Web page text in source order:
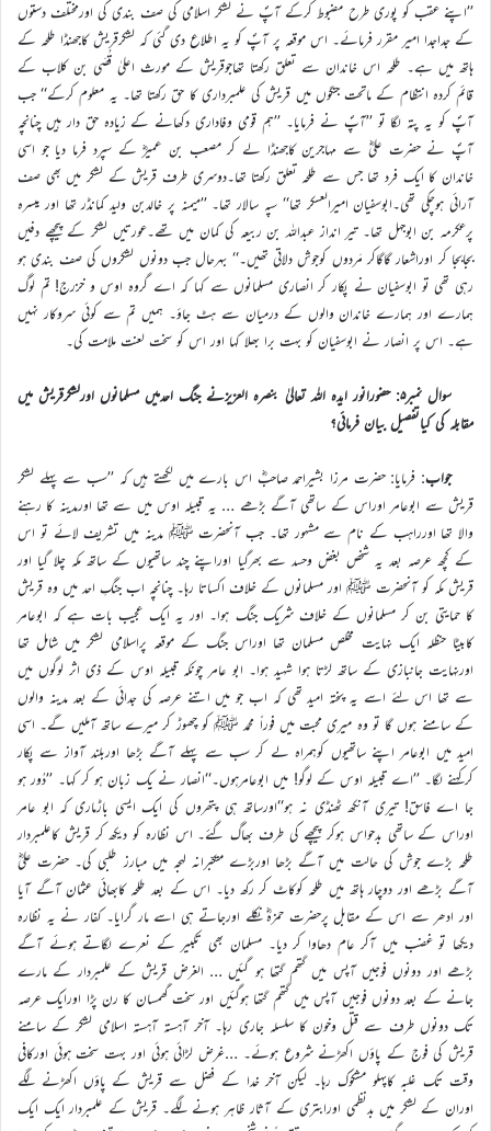
’’اپنے عقب کو پوری طرح مضبوط کرکے آپؐ نے لشکر اسلامی کی صف بندی کی اورمختلف دستوں
کے جداجدا امیر مقرر فرمائے۔ اس موقعہ پر آپؐ کو یہ اطلاع دی گئی کہ لشکرقریش کاجھنڈا طلحہ کے
ہاتھ میں ہے۔ طلحہ اس خاندان سے تعلق رکھتا تھاجوقریش کے مورث اعلیٰ قُصَی بن کلاب کے
قائم کردہ انتظام کے ماتحت جنگوں میں قریش کی علمبرداری کا حق رکھتا تھا۔ یہ معلوم کرکے‘‘ جب
آپؐ کو یہ پتہ لگا تو ’’آپؐ نے فرمایا۔ ’’ہم قومی وفاداری دکھانے کے زیادہ حق دار ہیں چنانچہ
آپؐ نے حضرت علیؓ سے مہاجرین کاجھنڈا لے کر مصعب بن عمیرؓ کے سپرد فرما دیا جو اسی
خاندان کا ایک فرد تھا جس سے طلحہ تعلق رکھتا تھا۔دوسری طرف قریش کے لشکر میں بھی صف
آرائی ہوچکی تھی۔ابوسفیان امیرالعسکر تھا‘‘ سپہ سالار تھا۔ ’’میمنہ پر خالدبن ولید کمانڈر تھا اور میسرہ
پرعکرمہ بن ابوجہل تھا۔ تیر انداز عبداللہ بن ربیعہ کی کمان میں تھے۔عورتیں لشکر کے پیچھے دفیں
بجابجا کر اوراشعار گاگاکر مَردوں کوجوش دلاتی تھیں۔‘‘ بہرحال جب دونوں لشکروں کی صف بندی ہو
رہی تھی تو ابوسفیان نے پکار کر انصاری مسلمانوں سے کہا کہ اے گروہ اوس و خزرج! تم لوگ
ہمارے اور ہمارے خاندان والوں کے درمیان سے ہٹ جاؤ۔ ہمیں تم سے کوئی سروکار نہیں
ہے۔ اس پر انصار نے ابوسفیان کو بہت برا بھلا کہا اور اس کو سخت لعنت ملامت کی۔
سوال نمبر۵: حضورانور ایدہ اللہ تعالیٰ بنصرہ العزیزنے جنگ احدمیں مسلمانوں اورلشکرقریش میں
مقابلہ کی کیاتفصیل بیان فرمائی؟
جواب: فرمایا: حضرت مرزا بشیراحمد صاحبؓ اس بارے میں لکھتے ہیں کہ ’’سب سے پہلے لشکر
قریش سے ابوعامر اوراس کے ساتھی آگے بڑھے … یہ قبیلہ اوس میں سے تھا اورمدینہ کا رہنے
والا تھا اورراہب کے نام سے مشہور تھا۔ جب آنحضرت ﷺ مدینہ میں تشریف لائے تو اس
کے کچھ عرصہ بعد یہ شخص بغض وحسد سے بھرگیا اوراپنے چند ساتھیوں کے ساتھ مکہ چلا گیا اور
قریش مکہ کو آنحضرت ﷺ اور مسلمانوں کے خلاف اکساتا رہا۔ چنانچہ اب جنگِ احد میں وہ قریش
کا حمایتی بن کر مسلمانوں کے خلاف شریک جنگ ہوا۔ اور یہ ایک عجیب بات ہے کہ ابوعامر
کابیٹا حنظلہ ایک نہایت مخلص مسلمان تھا اوراس جنگ کے موقعہ پراسلامی لشکر میں شامل تھا
اورنہایت جانبازی کے ساتھ لڑتا ہوا شہید ہوا۔ ابو عامر چونکہ قبیلہ اوس کے ذی اثر لوگوں میں
سے تھا اس لئے اسے یہ پختہ امید تھی کہ اب جو میں اتنے عرصہ کی جدائی کے بعد مدینہ والوں
کے سامنے ہوں گا تو وہ میری محبت میں فوراً محمد ﷺ کو چھوڑ کر میرے ساتھ آملیں گے۔ اسی
امید میں ابوعامر اپنے ساتھیوں کوہمراہ لے کر سب سے پہلے آگے بڑھا اوربلند آواز سے پکار
کرکہنے لگا۔ ’’اے قبیلہ اوس کے لوگو! میں ابوعامرہوں۔‘‘انصار نے یک زبان ہو کر کہا۔ ’’دُور ہو
جا اے فاسق! تیری آنکھ ٹھنڈی نہ ہو‘‘اورساتھ ہی پتھروں کی ایک ایسی باڑماری کہ ابو عامر
اوراس کے ساتھی بدحواس ہوکر پیچھے کی طرف بھاگ گئے۔ اس نظارہ کو دیکھ کر قریش کاعلمبردار
طلحہ بڑے جوش کی حالت میں آگے بڑھا اوربڑے متکبّرانہ لہجہ میں مبارز طلبی کی۔ حضرت علیؓ
آگے بڑھے اور دوچار ہاتھ میں طلحہ کوکاٹ کر رکھ دیا۔ اس کے بعد طلحہ کابھائی عثمان آگے آیا
اور ادھر سے اس کے مقابل پرحضرت حمزہؓ نکلے اورجاتے ہی اسے مار گرایا۔ کفار نے یہ نظارہ
دیکھا تو غضب میں آکر عام دھاوا کر دیا۔ مسلمان بھی تکبیر کے نعرے لگاتے ہوئے آگے
بڑھے اور دونوں فوجیں آپس میں گتھم گتھا ہو گئیں … الغرض قریش کے علمبردار کے مارے
جانے کے بعد دونوں فوجیں آپس میں گتھم گتھا ہوگئیں اور سخت گھمسان کا رن پڑا اورایک عرصہ
تک دونوں طرف سے قتل وخون کا سلسلہ جاری رہا۔ آخر آہستہ آہستہ اسلامی لشکر کے سامنے
قریش کی فوج کے پاؤں اکھڑنے شروع ہوئے۔ …غرض لڑائی ہوئی اور بہت سخت ہوئی اورکافی
وقت تک غلبہ کاپہلو مشکوک رہا۔ لیکن آخر خدا کے فضل سے قریش کے پاؤں اکھڑنے لگے
اوران کے لشکر میں بدنظمی اورابتری کے آثار ظاہر ہونے لگے۔ قریش کے علمبردار ایک ایک